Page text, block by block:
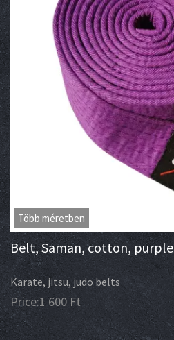
Több méretben
Belt, Saman, cotton, purple
Karate, jitsu, judo belts
Price:1 600 Ft